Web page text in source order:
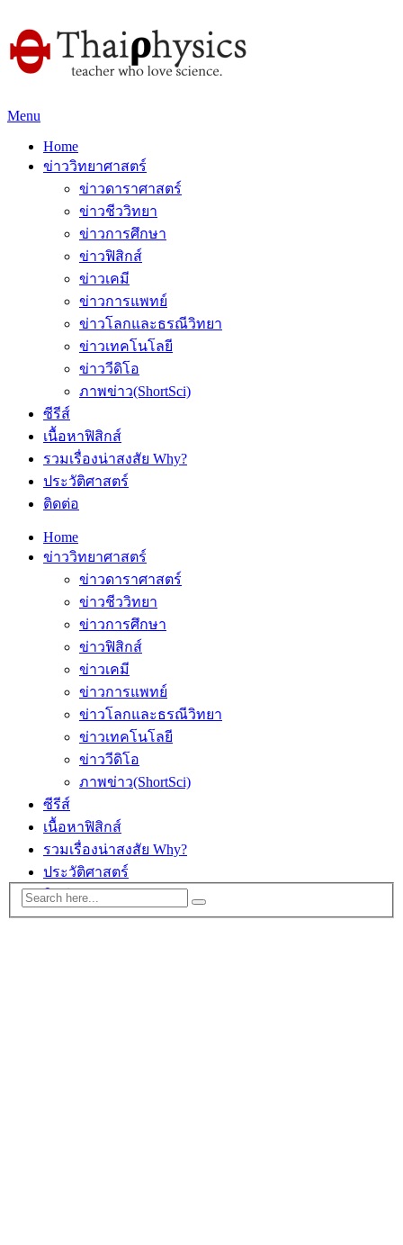
Menu
Home
ข่าววิทยาศาสตร์
ข่าวดาราศาสตร์
ข่าวชีววิทยา
ข่าวการศึกษา
ข่าวฟิสิกส์
ข่าวเคมี
ข่าวการแพทย์
ข่าวโลกและธรณีวิทยา
ข่าวเทคโนโลยี
ข่าววีดิโอ
ภาพข่าว(ShortSci)
ซีรีส์
เนื้อหาฟิสิกส์
รวมเรื่องน่าสงสัย Why?
ประวัติศาสตร์
ติดต่อ
Home
ข่าววิทยาศาสตร์
ข่าวดาราศาสตร์
ข่าวชีววิทยา
ข่าวการศึกษา
ข่าวฟิสิกส์
ข่าวเคมี
ข่าวการแพทย์
ข่าวโลกและธรณีวิทยา
ข่าวเทคโนโลยี
ข่าววีดิโอ
ภาพข่าว(ShortSci)
ซีรีส์
เนื้อหาฟิสิกส์
รวมเรื่องน่าสงสัย Why?
ประวัติศาสตร์
ติดต่อ